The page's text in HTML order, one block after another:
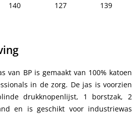
140 127 139
van BP is gemaakt van 100% katoen
in de zorg. De jas is voorzien
drukknopenlijst, 1 borstzak, 2
en is geschikt voor industriewas